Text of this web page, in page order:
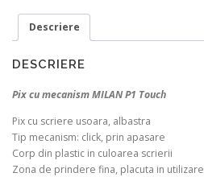
Descriere
DESCRIERE
Pix cu mecanism MILAN P1 Touch
Pix cu scriere usoara, albastra
Tip mecanism: click, prin apasare
Corp din plastic in culoarea scrierii
Zona de prindere fina, placuta in utilizare